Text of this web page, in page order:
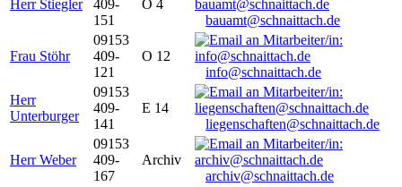
Herr Stiegler
409-
151
O 4
bauamt@schnaittach.de
Frau Stöhr
09153
409-
121
O 12
info@schnaittach.de
Herr
Unterburger
09153
409-
141
E 14
liegenschaften@schnaittach.de
Herr Weber
09153
409-
167
Archiv
archiv@schnaittach.de